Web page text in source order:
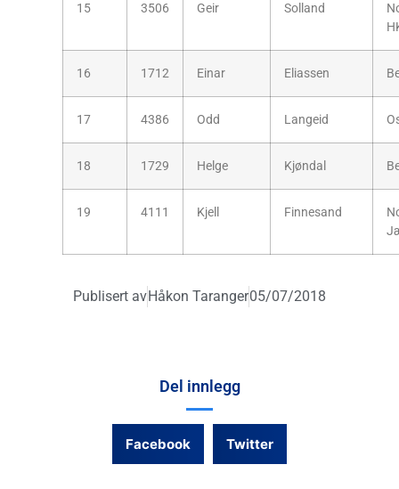
15 3506 Geir Solland
16 1712 Einar Eliassen
17 4386 Odd Langeid
18 1729 Helge Kjøndal
19 4111 Kjell Finnesand
Publisert avHåkon Taranger05/07/2018
Del innlegg
Facebook Twitter